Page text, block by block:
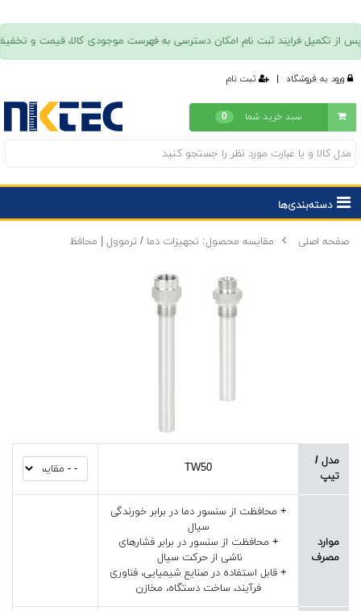
ورود به فروشگاه | ثبت نام
سبد خرید شما 0
دسته‌بندی‌ها
صفحه اصلی مقایسه محصول: تجهیزات دما / ترموول | محافظ
مدل /
تیپ
TW50
موارد
مصرف
+ محافظت از سنسور دما در برابر خورندگی
سیال
+ محافظت از سنسور در برابر فشارهای
ناشی از حرکت سیال
+ قابل استفاده در صنایع شیمیایی، فناوری
فرآیند، ساخت دستگاه، مخازن